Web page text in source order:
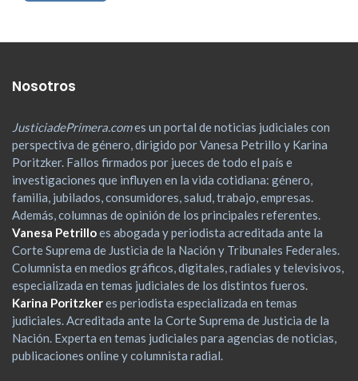
Nosotros
JusticiadePrimera.comes un portal de noticias judiciales con
perspectiva de género, dirigido por Vanesa Petrillo y Karina
Poritzker. Fallos firmados por jueces de todo el país e
investigaciones que influyen en la vida cotidiana: género,
familia, jubilados, consumidores, salud, trabajo, empresas.
Además, columnas de opinión de los principales referentes.
Vanesa Petrilloes abogada y periodista acreditada ante la
Corte Suprema de Justicia de la Nación y Tribunales Federales.
Columnista en medios gráficos, digitales, radiales y televisivos,
especializada en temas judiciales de los distintos fueros.
Karina Poritzkeres periodista especializada en temas
judiciales. Acreditada ante la Corte Suprema de Justicia de la
Nación. Experta en temas judiciales para agencias de noticias,
publicaciones online y columnista radial.